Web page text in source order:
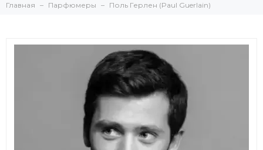
Главная Парфюмеры Поль Герлен (Paul Guerlain)